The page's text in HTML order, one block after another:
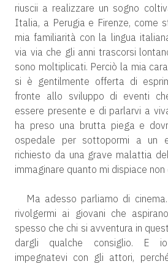
riuscii a realizzare un sogno
Italia, a Perugia e Firenze, come
mia familiarità con la lingua
via via che gli anni trascorsi
sono moltiplicati. Perciò la mia
si è gentilmente offerta di
fronte allo sviluppo di eventi
essere presente e di parlarvi a
ha preso una brutta piega e
ospedale per sottopormi a un
richiesto da una grave malattia
immaginare quanto mi dispiace
Ma adesso parliamo di
rivolgermi ai giovani che
spesso che chi si avventura in
dargli qualche consiglio. E
impegnatevi con gli attori,